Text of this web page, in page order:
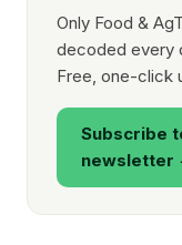
Only Food &
decoded every
Free, one-click
Subscribe
newsletter